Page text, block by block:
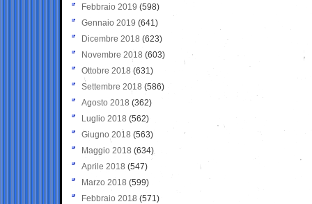
Febbraio 2019 (598)
Gennaio 2019 (641)
Dicembre 2018 (623)
Novembre 2018 (603)
Ottobre 2018 (631)
Settembre 2018 (586)
Agosto 2018 (362)
Luglio 2018 (562)
Giugno 2018 (563)
Maggio 2018 (634)
Aprile 2018 (547)
Marzo 2018 (599)
Febbraio 2018 (571)